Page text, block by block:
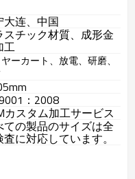
大连、中国
スチック材質、成形金
工
ーカート、放電、研磨、
：2008
カスタム加工サービス
ての製品のサイズは全
に対応しています。